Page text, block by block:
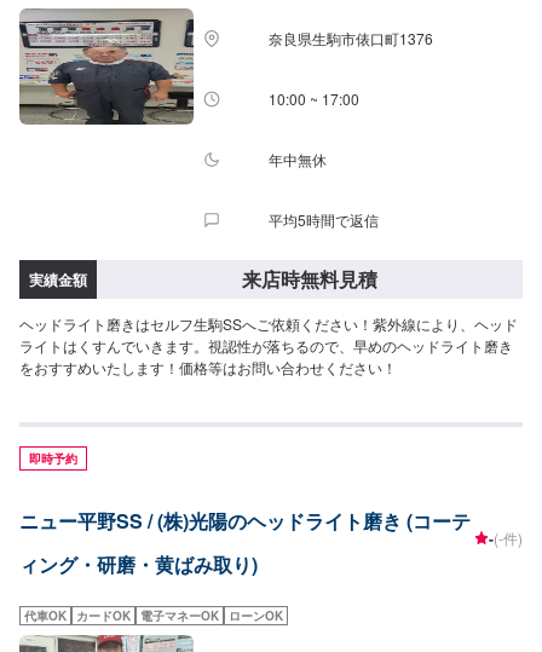
奈良県生駒市俵口町1376
10:00 ~ 17:00
年中無休
平均5時間で返信
実績金額 来店時無料見積
ヘッドライト磨きはセルフ生駒SSへご依頼ください！紫外線により、ヘッド
ライトはくすんでいきます。視認性が落ちるので、早めのヘッドライト磨き
をおすすめいたします！価格等はお問い合わせください！
即時予約
ニュー平野SS / (株)光陽のヘッドライト磨き (コーテ
ィング・研磨・黄ばみ取り)
-(-件)
代車OK カードOK 電子マネーOK ローンOK